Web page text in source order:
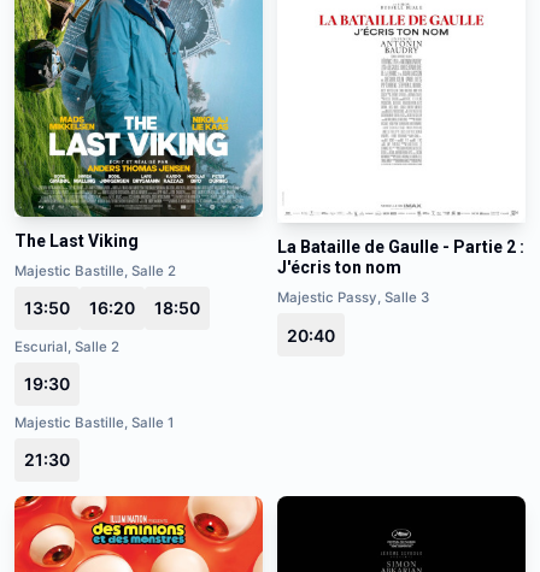
The Last Viking
Majestic Bastille, Salle 2
13:50 16:20 18:50
Escurial, Salle 2
19:30
Majestic Bastille, Salle 1
21:30
La Bataille de Gaulle - Partie 2 :
J'écris ton nom
Majestic Passy, Salle 3
20:40